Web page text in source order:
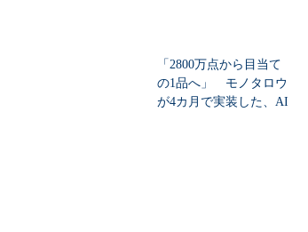
「2800万点から目当て
の1品へ」 モノタロウ
が4カ月で実装した、AI